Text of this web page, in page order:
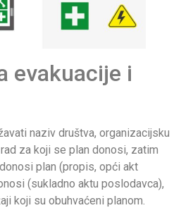
evakuacije i
naziv društva, organizacijsku
za koji se plan donosi, zatim
plan (propis, opći akt
(sukladno aktu poslodavca),
koji su obuhvaćeni planom.